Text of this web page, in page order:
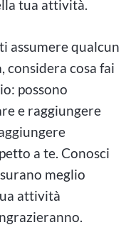
tua attività.
assumere qualcun
cosa fai
possono
e raggiungere
a te. Conosci
meglio
attività